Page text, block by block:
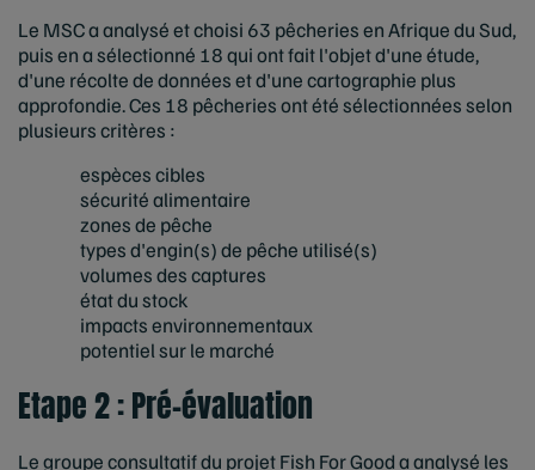
Le MSC a analysé et choisi 63 pêcheries en Afrique du Sud,
puis en a sélectionné 18 qui ont fait l'objet d'une étude,
d'une récolte de données et d'une cartographie plus
approfondie. Ces 18 pêcheries ont été sélectionnées selon
plusieurs critères :
espèces cibles
sécurité alimentaire
zones de pêche
types d'engin(s) de pêche utilisé(s)
volumes des captures
état du stock
impacts environnementaux
potentiel sur le marché
Etape 2 : Pré-évaluation
Le groupe consultatif du projet Fish For Good a analysé les